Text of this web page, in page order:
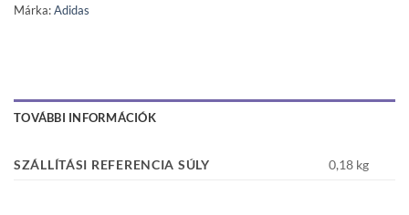
Márka:Adidas
TOVÁBBI INFORMÁCIÓK
SZÁLLÍTÁSI REFERENCIA SÚLY 0,18 kg